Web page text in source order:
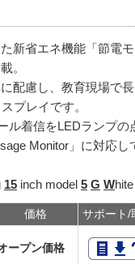
新省エネ機能「節電
。
配慮し、教育現場で
プレイです。
ル着信をLEDランプの
Monitor」に対応し
15 inch model 5 G W
価格 サポート/
ープン価格